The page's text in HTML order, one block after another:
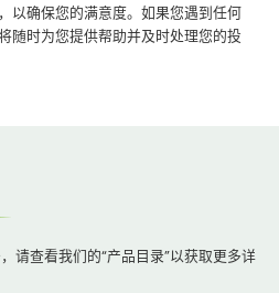
以确保您的满意度。如果您遇到任何
随时为您提供帮助并及时处理您的投
请查看我们的“产品目录”以获取更多详